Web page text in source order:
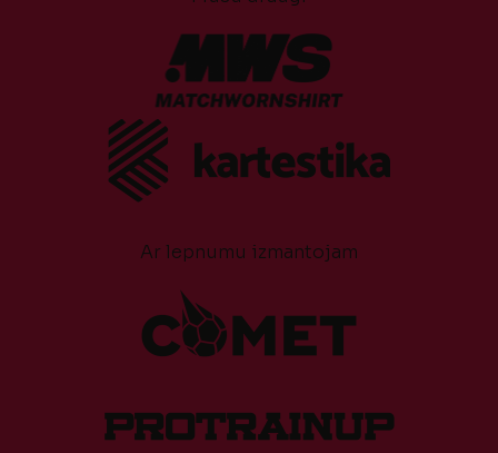
Ar lepnumu izmantojam